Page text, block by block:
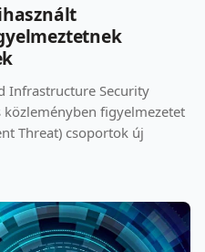
Infrastructure Security
közleményben figyelmezetet
Threat) csoportok új